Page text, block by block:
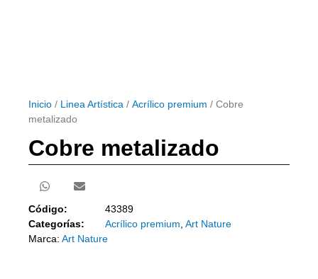
Inicio / Linea Artística / Acrílico premium / Cobre
metalizado
Cobre metalizado
Código:
43389
Categorías:
Acrílico premium Art Nature
Marca: Art Nature